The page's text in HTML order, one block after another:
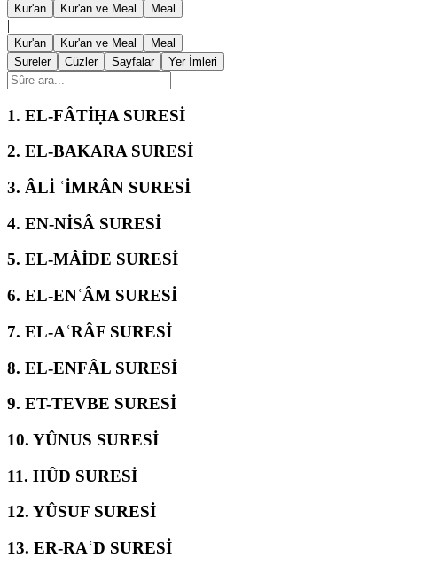
Kur'an Kur'an ve Meal Meal
|
Kur'an Kur'an ve Meal
Meal
Sureler
Cüzler Sayfalar Yer İmleri
1. EL-FÂTİḤA SURESİ
2. EL-BAKARA SURESİ
3. ÂLİ ʿİMRÂN SURESİ
4. EN-NİSÂ SURESİ
5. EL-MÂİDE SURESİ
6. EL-ENʿÂM SURESİ
7. EL-AʿRÂF SURESİ
8. EL-ENFÂL SURESİ
9. ET-TEVBE SURESİ
10. YÛNUS SURESİ
11. HÛD SURESİ
12. YÛSUF SURESİ
13. ER-RAʿD SURESİ